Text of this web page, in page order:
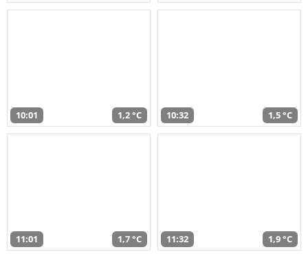
10:01 1,2 °C 10:32 1,5 °C
11:01 1,7 °C 11:32 1,9 °C